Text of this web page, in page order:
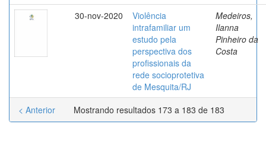
30-nov-2020
Violência
intrafamiliar um
estudo pela
perspectiva dos
profissionais da
rede socioprotetiva
de Mesquita/RJ
Medeiros,
Ilanna
Pinheiro da
Costa
Mostrando resultados 173 a 183 de 183
< Anterior